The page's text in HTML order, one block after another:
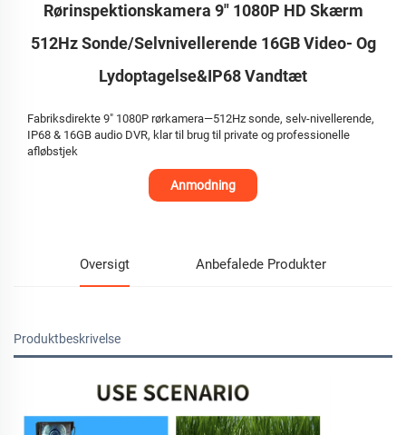
Rørinspektionskamera 9" 1080P HD Skærm
512Hz Sonde/Selvnivellerende 16GB Video- Og
Lydoptagelse&IP68 Vandtæt
Fabriksdirekte 9" 1080P rørkamera—512Hz sonde, selv-nivellerende,
IP68 & 16GB audio DVR, klar til brug til private og professionelle
afløbstjek
Anmodning
Oversigt Anbefalede Produkter
Produktbeskrivelse